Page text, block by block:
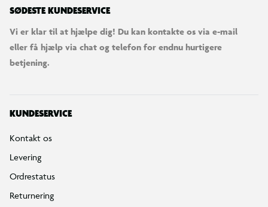
SØDESTE KUNDESERVICE
Vi er klar til at hjælpe dig! Du kan kontakte os via e-mail
eller få hjælp via chat og telefon for endnu hurtigere
betjening.
KUNDESERVICE
Kontakt os
Levering
Ordrestatus
Returnering